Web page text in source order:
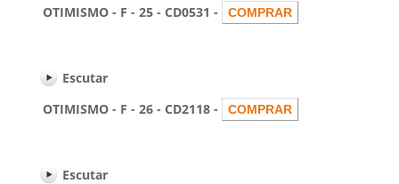
OTIMISMO - F - 25 - CD0531 -
Escutar
OTIMISMO - F - 26 - CD2118 -
Escutar